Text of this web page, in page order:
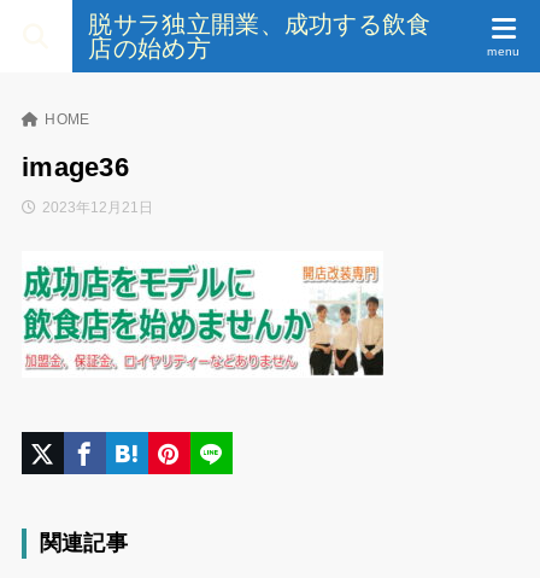
脱サラ独立開業、成功する飲食
店の始め方
HOME
image36
2023年12月21日
関連記事